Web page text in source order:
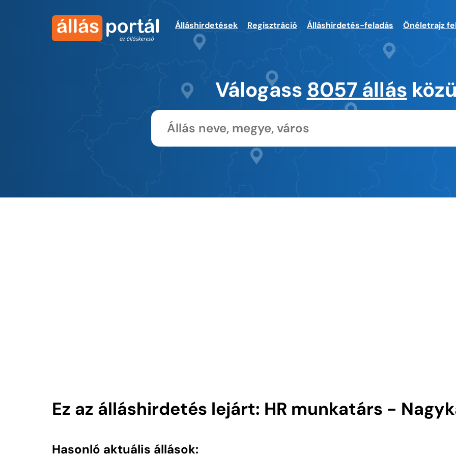
Álláshirdetések Regisztráció Álláshirdetés-feladás Önéletrajz
Válogass 8057 állás
Ez az álláshirdetés lejárt: HR munkatárs -
Hasonló aktuális állások: